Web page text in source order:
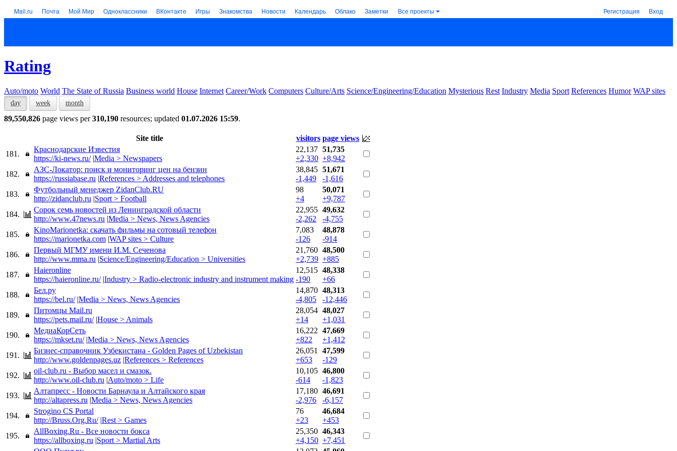
Mail.ru Почта Мой Мир Одноклассники ВКонтакте Игры Знакомства Новости Календарь Облако Заметки Все проекты Регистрация Вход
Rating
Auto/moto World The State of Russia Business world House Internet Career/Work Computers Culture/Arts Science/Engineering/Education Mysterious Rest Industry Media Sport References Humor WAP sites
day week month
89,550,826 page views per310,190 resources; updated 01.07.2026 15:59.
Site title visitors page views
181.
Краснодарские Известия
https://ki-news.ru/ |Media > Newspapers
22,137
+2,330
51,735
+8,942
182.
АЗС-Локатор: поиск и мониторинг цен на бензин
https://russiabase.ru |References > Addresses and telephones
38,845
-1,449
51,671
-1,616
183.
Футбольный менеджер ZidanClub.RU
http://zidanclub.ru |Sport > Football
98
+4
50,071
+9,787
184.
Сорок семь новостей из Ленинградской области
http://www.47news.ru |Media > News, News Agencies
22,955
-2,262
49,632
-4,755
185.
KinoMarionetka: скачать фильмы на сотовый телефон
https://marionetka.com |WAP sites > Culture
7,083
-126
48,878
-914
186.
Первый МГМУ имени И.М. Сеченова
http://www.mma.ru |Science/Engineering/Education > Universities
21,760
+2,739
48,500
+885
187.
Haieronline
https://haieronline.ru/ |Industry > Radio-electronic industry and instrument making
12,515
-190
48,338
+66
188.
Бел.ру
https://bel.ru/ |Media > News, News Agencies
14,870
-4,805
48,313
-12,446
189.
Питомцы Mail.ru
https://pets.mail.ru/ |House > Animals
28,054
+14
48,027
+1,031
190.
МедиаКорСеть
https://mkset.ru/ |Media > News, News Agencies
16,222
+822
47,669
+1,412
191.
Бизнес-справочник Узбекистана - Golden Pages of Uzbekistan
http://www.goldenpages.uz |References > References
26,051
+653
47,599
-129
192.
oil-club.ru - Выбор масел и смазок.
http://www.oil-club.ru |Auto/moto > Life
10,105
-614
46,800
-1,823
193.
Алтапресс - Новости Барнаула и Алтайского края
http://altapress.ru |Media > News, News Agencies
17,180
-2,976
46,691
-6,157
194.
Strogino CS Portal
http://Bruss.Org.Ru/ |Rest > Games
76
+23
46,684
+453
195.
AllBoxing.Ru - Все новости бокса
https://allboxing.ru |Sport > Martial Arts
25,350
+4,150
46,343
+7,451